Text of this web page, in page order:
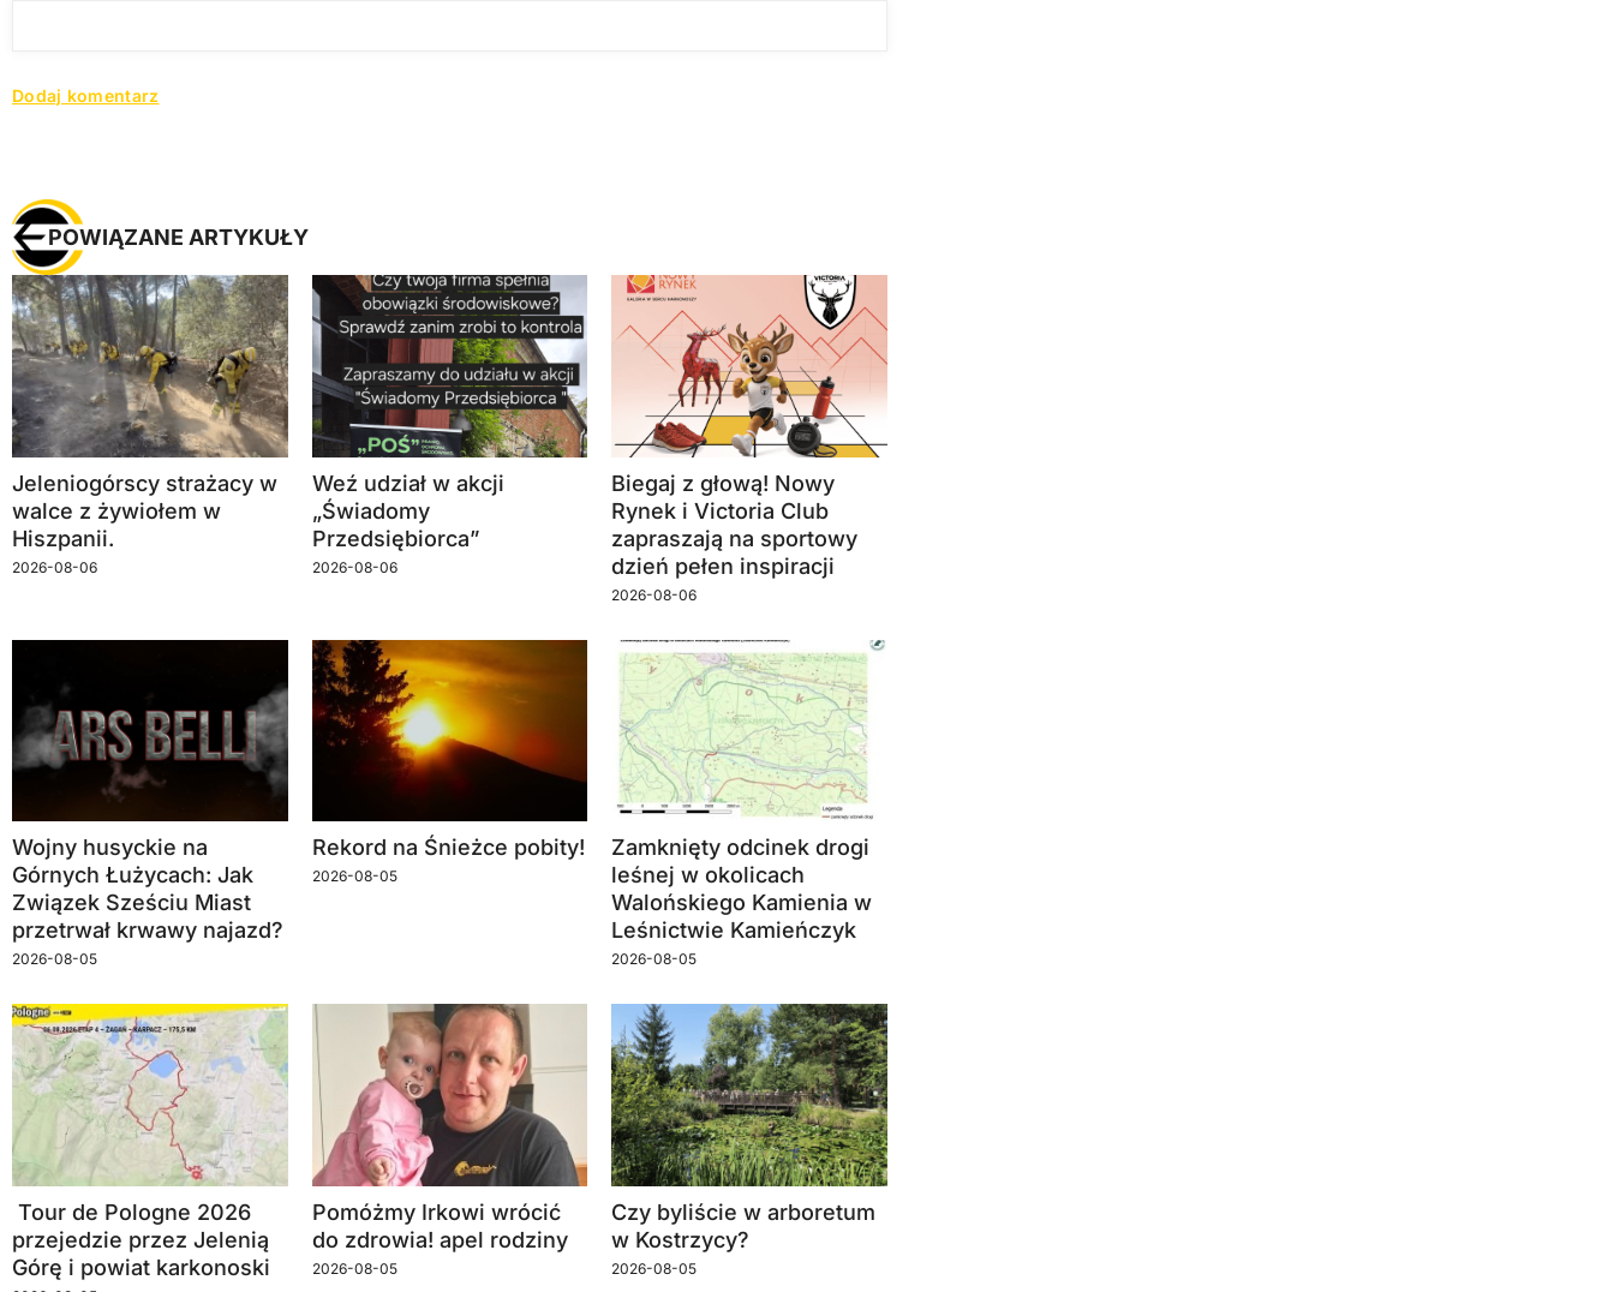
POWIĄZANE ARTYKUŁY
Jeleniogórscy strażacy w
walce z żywiołem w
Hiszpanii.
2026-08-06
Weź udział w akcji
„Świadomy
Przedsiębiorca”
2026-08-06
Biegaj z głową! Nowy
Rynek i Victoria Club
zapraszają na sportowy
dzień pełen inspiracji
2026-08-06
Wojny husyckie na
Górnych Łużycach: Jak
Związek Sześciu Miast
przetrwał krwawy najazd?
2026-08-05
Rekord na Śnieżce pobity!
2026-08-05
Zamknięty odcinek drogi
leśnej w okolicach
Walońskiego Kamienia w
Leśnictwie Kamieńczyk
2026-08-05
Tour de Pologne 2026
przejedzie przez Jelenią
Górę i powiat karkonoski
Pomóżmy Irkowi wrócić
do zdrowia! apel rodziny
2026-08-05
Czy byliście w arboretum
w Kostrzycy?
2026-08-05